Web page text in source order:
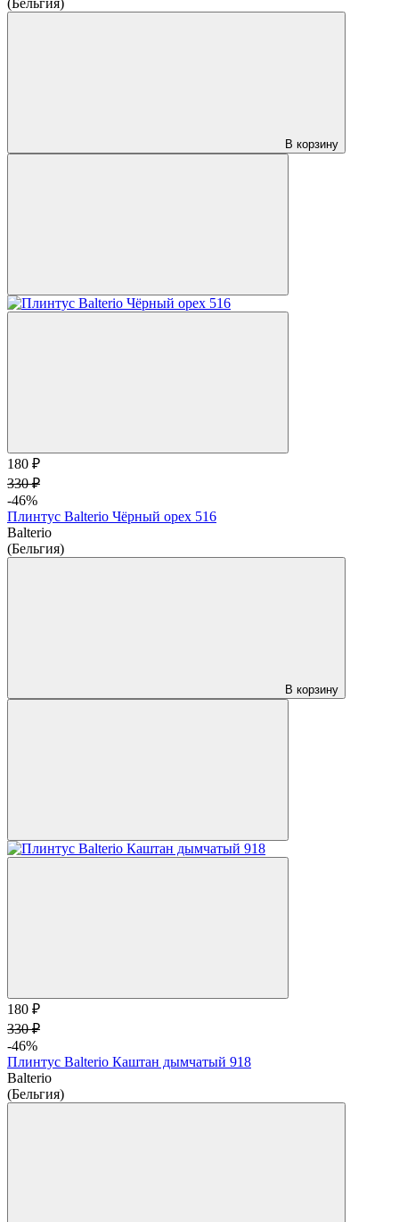
В корзину
180 ₽
330 ₽
-46%
Плинтус Balterio Чёрный орех 516
Balterio
(Бельгия)
В корзину
180 ₽
330 ₽
-46%
Плинтус Balterio Каштан дымчатый 918
Balterio
(Бельгия)